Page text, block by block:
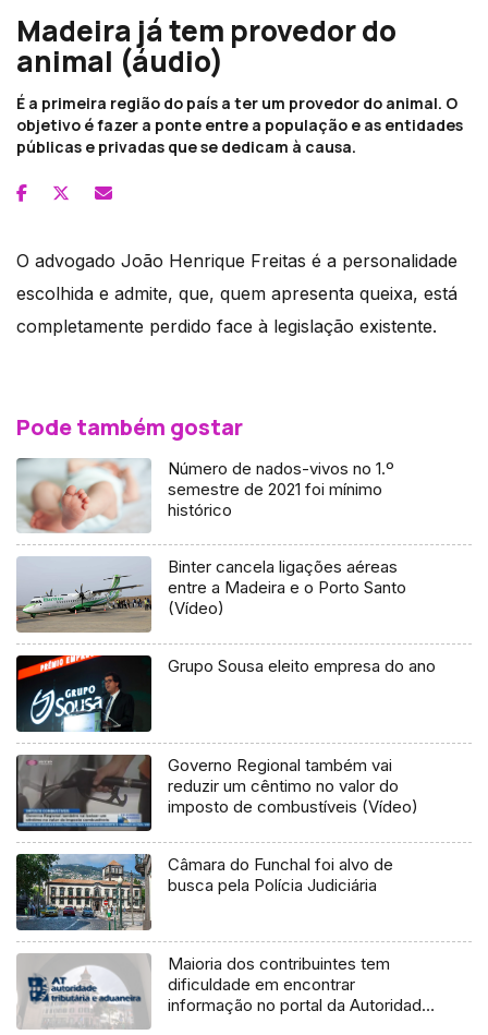
Madeira já tem provedor do
animal (áudio)
É a primeira região do país a ter um provedor do animal. O
objetivo é fazer a ponte entre a população e as entidades
públicas e privadas que se dedicam à causa.
O advogado João Henrique Freitas é a personalidade
escolhida e admite, que, quem apresenta queixa, está
completamente perdido face à legislação existente.
Pode também gostar
Número de nados-vivos no 1.º
semestre de 2021 foi mínimo
histórico
Binter cancela ligações aéreas
entre a Madeira e o Porto Santo
(Vídeo)
Grupo Sousa eleito empresa do ano
Governo Regional também vai
reduzir um cêntimo no valor do
imposto de combustíveis (Vídeo)
Câmara do Funchal foi alvo de
busca pela Polícia Judiciária
Maioria dos contribuintes tem
dificuldade em encontrar
informação no portal da Autoridade